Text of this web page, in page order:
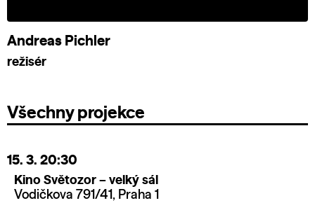
Andreas Pichler
režisér
Všechny projekce
15. 3. 20:30
Kino Světozor – velký sál
Vodičkova 791/41, Praha 1